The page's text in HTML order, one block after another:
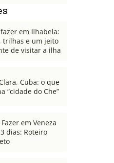
em Ilhabela:
trilhas e um jeito
de visitar a ilha
Cuba: o que
“cidade do Che”
em Veneza
dias: Roteiro